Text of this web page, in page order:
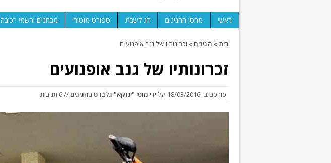
ראשי מחסן ההגיגים דג לשבת ספורט מוטורי מבחנים ורשמי רכיבה
בית» הגיגים » זכרונותיו של גנב אופנועים
זכרונותיו של גנב אופנועים
פורסם ב-18/03/2016 על ידי מוטי "ינוקא" גלברט בהגיגים // 6 תגובות